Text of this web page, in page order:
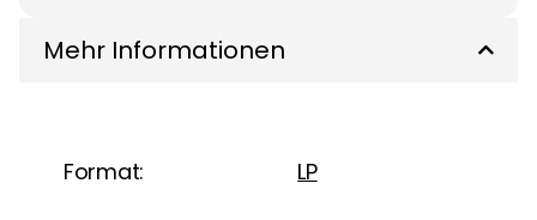
Mehr Informationen
Format: LP